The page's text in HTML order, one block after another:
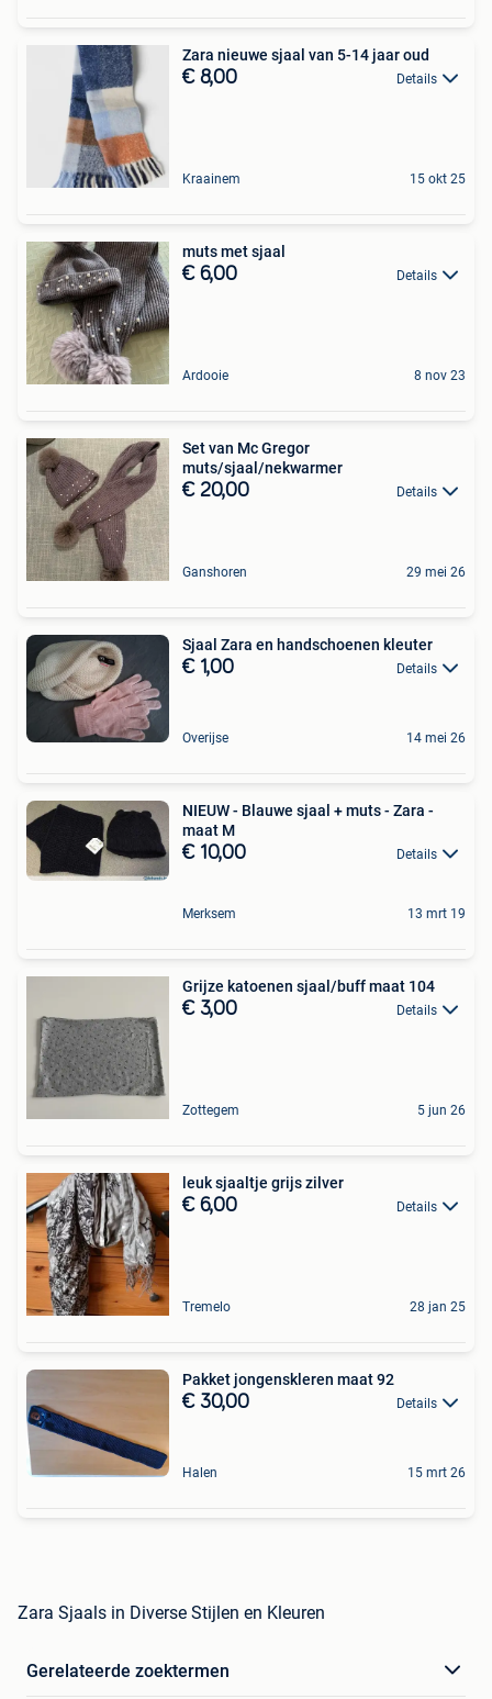
Zara nieuwe sjaal van 5-14 jaar oud
€ 8,00 Details
Kraainem 15 okt 25
muts met sjaal
€ 6,00 Details
Ardooie 8 nov 23
Set van Mc Gregor
muts/sjaal/nekwarmer
€ 20,00 Details
Ganshoren 29 mei 26
Sjaal Zara en handschoenen kleuter
€ 1,00 Details
Overijse 14 mei 26
NIEUW - Blauwe sjaal + muts - Zara -
maat M
€ 10,00 Details
Merksem 13 mrt 19
Grijze katoenen sjaal/buff maat 104
€ 3,00 Details
Zottegem 5 jun 26
leuk sjaaltje grijs zilver
€ 6,00 Details
Tremelo 28 jan 25
Pakket jongenskleren maat 92
€ 30,00 Details
Halen 15 mrt 26
Zara Sjaals in Diverse Stijlen en Kleuren
Gerelateerde zoektermen